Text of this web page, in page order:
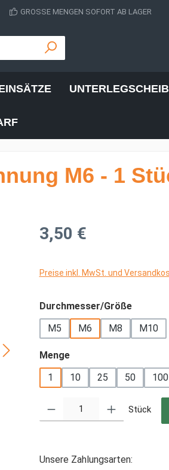
GROSSE MENGEN SOFORT AB LAGER
M6 - 1
Regulärer Preis:
3,50 €
Preise inkl. MwSt. und
Durchmesser/Größe
M5
M6 M8 M10
Mengeauswählen
1
10 25 50 100
Stück
Unsere Zahlungsarten: